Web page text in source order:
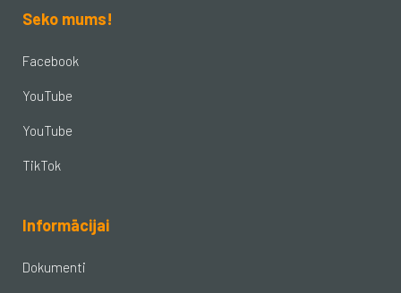
Seko mums!
Facebook
YouTube
YouTube
TikTok
Informācijai
Dokumenti